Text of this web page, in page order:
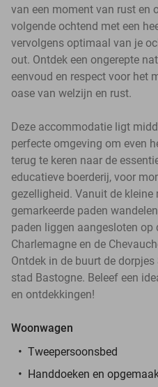
van een moment van rust en
volgende ochtend met een
vervolgens optimaal van je
out. Ontdek een ongerepte
eenvoud en respect voor het
oase van welzijn en rust.
Deze accommodatie ligt
perfecte omgeving om even
terug te keren naar de
educatieve boerderij, voor
gezelligheid. Vanuit de kleine
gemarkeerde paden
paden liggen aangesloten op
Charlemagne en de
Ontdek in de buurt de
stad Bastogne. Beleef een
en ontdekkingen!
Woonwagen
Tweepersoonsbed
Handdoeken en